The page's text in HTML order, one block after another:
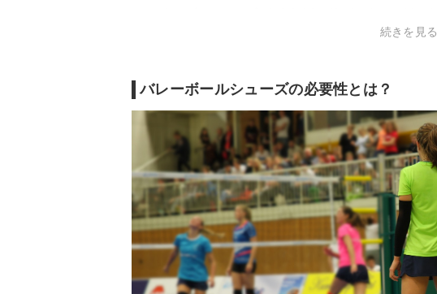
バレーボールシューズの買い替えのタイミングは？
続きを見る
バレーボールシューズの必要性とは？